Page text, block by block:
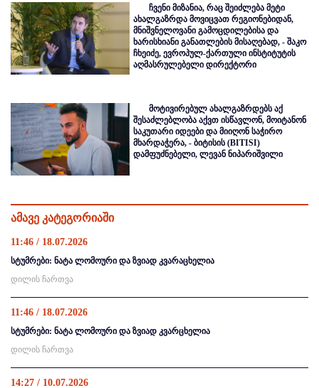
ჩვენი მიზანია, რაც შეიძლება მეტი
ახალგაზრდა მოვიცვათ რეგიონებიდან,
მნიშვნელოვანი გამოცდილებისა და
ხარისხიანი განათლების მისაღებად, - შაკო
ჩხეიძე, ევროპულ-ქართული ინსტიტუტის
აღმასრულებელი დირექტორი
მოტივირებულ ახალგაზრდებს აქ
შესაძლებლობა აქვთ ისწავლონ, მოიტანონ
საკუთარი იდეები და მიიღონ საჭირო
მხარდაჭერა, - ბიტისის (BITISI)
დამფუძნებელი, ლევან ნიპარიშვილი
ამავე კატეგორიაში
11:46 / 18.07.2026
სტუმრები: ნატა ლომოური და ზვიად კვარაცხელია
დილის ჩართვა
11:46 / 18.07.2026
სტუმრები: ნატა ლომოური და ზვიად კვარცხელია
დილის ჩართვა
14:27 / 10.07.2026